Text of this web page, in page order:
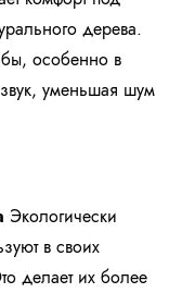
дерева.
особенно в
уменьшая шум
Экологически
в своих
делает их более